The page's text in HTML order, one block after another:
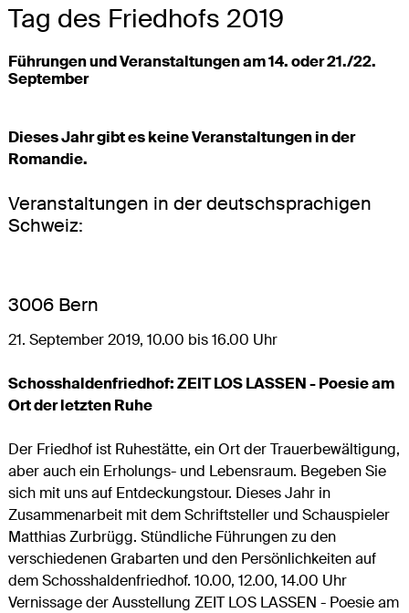
Tag des Friedhofs 2019
Führungen und Veranstaltungen am 14. oder 21./22.
September
Dieses Jahr gibt es keine Veranstaltungen in der
Romandie.
Veranstaltungen in der deutschsprachigen
Schweiz:
3006 Bern
21. September 2019, 10.00 bis 16.00 Uhr
Schosshaldenfriedhof: ZEIT LOS LASSEN - Poesie am
Ort der letzten Ruhe
Der Friedhof ist Ruhestätte, ein Ort der Trauerbewältigung,
aber auch ein Erholungs- und Lebensraum. Begeben Sie
sich mit uns auf Entdeckungstour. Dieses Jahr in
Zusammenarbeit mit dem Schriftsteller und Schauspieler
Matthias Zurbrügg. Stündliche Führungen zu den
verschiedenen Grabarten und den Persönlichkeiten auf
dem Schosshaldenfriedhof. 10.00, 12.00, 14.00 Uhr
Vernissage der Ausstellung ZEIT LOS LASSEN - Poesie am